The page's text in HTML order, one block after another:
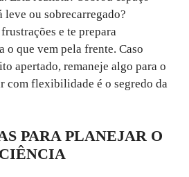
leve ou sobrecarregado?
e te prepara
o que vem pela frente. Caso
apertado, remaneje algo para o
com flexibilidade é o segredo da
PARA PLANEJAR O